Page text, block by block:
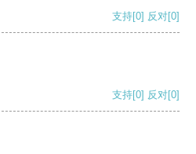
支持[0] 反对[0]
支持[0] 反对[0]